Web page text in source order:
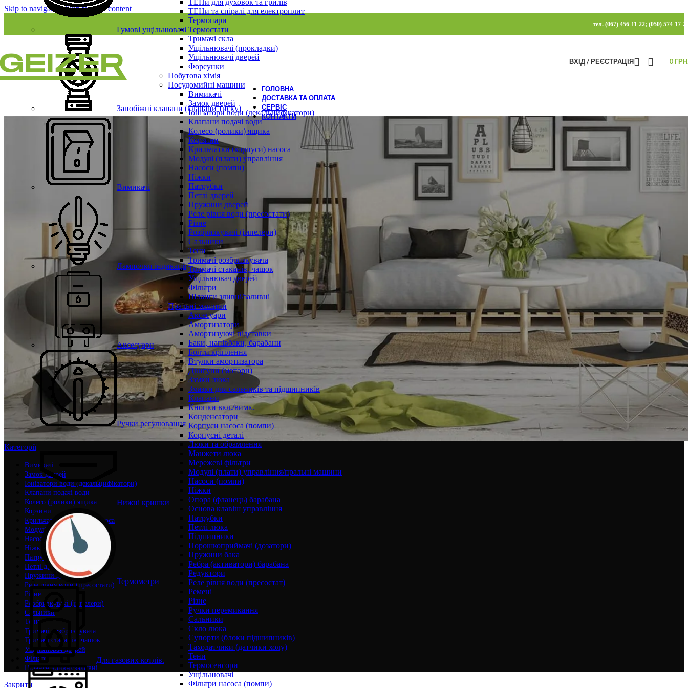
Skip to navigationSkip to main content
тел. (067) 456-11-22; (050) 574-17-
ТЕНи та спіралі для електроплит
Термопари
Термостати
Тримачі скла
Ущільнювачі (прокладки)
Ущільнювачі дверей
Форсунки
Побутова хімія
Посудомийні машини
Вимикачі
Замок дверей
Іонізатори води (декальцифікатори)
Клапани подачі води
Колесо (ролики) ящика
Корзини
Крильчатки (корпуси) насоса
Модулі (плати) управління
Насоси (помпи)
Ніжки
Патрубки
Петлі дверей
Пружини дверей
Реле рівня води (пресостати)
Різне
Розбризкувачі (імпелери)
Сальники
Тени
Тримачі розбризкувача
Тримачі стаканів, чашок
Ущільнювач дверей
Фільтри
Шланги зливні/заливні
Пральні машини
Аксесуари
Амортизатори
Амортизуючі підставки
Баки, напівбаки, барабани
Болти кріплення
Втулки амортизатора
Двигуни (мотори)
Замки люка
Змазки для сальників та підшипників
Клапани
Кнопки вкл./вимк.
Конденсатори
Корпуси насоса (помпи)
Корпусні деталі
Люки та обрамлення
Манжети люка
Мережеві фільтри
Модулі (плати) управління/пральні машини
Насоси (помпи)
Ніжки
Опора (фланець) барабана
Основа клавіш управління
Патрубки
Петлі люка
Підшипники
Порошкоприймачі (дозатори)
Пружини бака
Ребра (активатори) барабана
Редуктори
Реле рівня води (пресостат)
Ремені
Різне
Ручки перемикання
Сальники
Скло люка
Супорти (блоки підшипників)
Таходатчики (датчики холу)
Тени
Термосенсори
Ущільнювачі
Фільтри насоса (помпи)
ВХІД / РЕЄСТРАЦІЯ 0
Гумові ущільнювачі
Запобіжні клапани (клапани тиску)
Вимикачі
Лампочки індикації
Аксесуари
Ручки регулювання
Нижні кришки
Термометри
Для газових котлів.
ГОЛОВНА
ДОСТАВКА ТА ОПЛАТА
СЕРВІС
КОНТАКТИ
Категорії
Вимикачі
Замок дверей
Іонізатори води (декальцифікатори)
Клапани подачі води
Колесо (ролики) ящика
Корзини
Крильчатки (корпуси) насоса
Модулі (плати) управління
Насоси (помпи)
Ніжки
Патрубки
Петлі дверей
Пружини дверей
Реле рівня води (пресостати)
Різне
Розбризкувачі (імпелери)
Сальники
Тени
Тримачі розбризкувача
Тримачі стаканів, чашок
Ущільнювач дверей
Фільтри
Шланги зливні/заливні
Закрити